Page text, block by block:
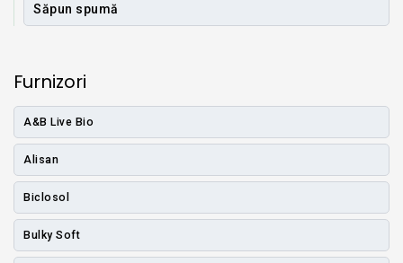
Săpun spumă
Furnizori
A&B Live Bio
Alisan
Biclosol
Bulky Soft